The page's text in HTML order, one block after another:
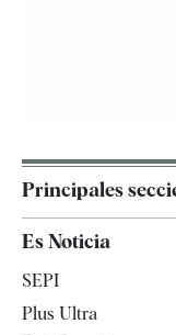
Principales
España
Es Noticia
SEPI
Plus Ultra